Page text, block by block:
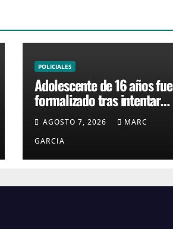
POLICIALES
Adolescente de 16 años fue
formalizado tras intentar
robar una moto en barrio
4HAGOSTO 7, 2026
MARC
GARCIA